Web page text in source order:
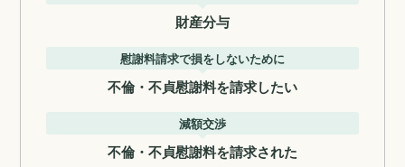
財産分与
慰謝料請求で損をしないために
不倫・不貞慰謝料を請求したい
減額交渉
不倫・不貞慰謝料を請求された